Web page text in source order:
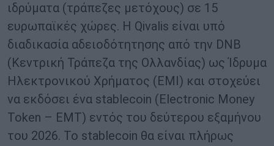
ιδρύματα (τράπεζες μετόχους) σε 15
ευρωπαϊκές χώρες. Η Qivalis είναι υπό
διαδικασία αδειοδότητησης από την DNB
(Κεντρική Τράπεζα της Ολλανδίας) ως Ίδρυμα
Ηλεκτρονικού Χρήματος (EMI) και στοχεύει
να εκδόσει ένα stablecoin (Electronic Money
Token – EMT) εντός του δεύτερου εξαμήνου
του 2026. Το stablecoin θα είναι πλήρως